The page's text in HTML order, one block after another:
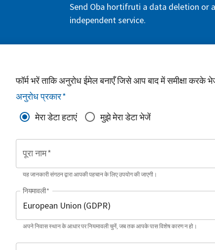
Send Oba hortifruti a data deletion or
independent service.
फॉर्म भरें ताकि अनुरोध ईमेल बनाएँ जिसे आप बाद में समीक्षा करके
अनुरोध प्रकार*
मेरा डेटा हटाएं
मुझे मेरा डेटा भेजें
पूरा नाम*
यह जानकारी संगठन द्वारा आपकी पहचान के लिए उपयोग की जाएगी।
नियमावली*
अपने निवास स्थान के आधार पर नियमावली चुनें, जब तक आपके पास विशेष कारण न हो।